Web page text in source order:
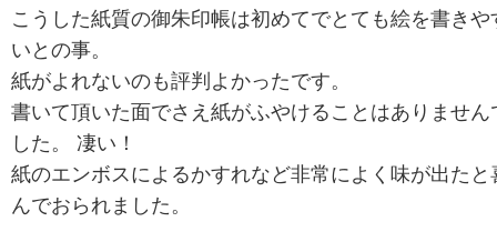
こうした紙質の御朱印帳は初めてでとても絵を書きや
いとの事。
紙がよれないのも評判よかったです。
書いて頂いた面でさえ紙がふやけることはありません
した。 凄い！
紙のエンボスによるかすれなど非常によく味が出たと
んでおられました。